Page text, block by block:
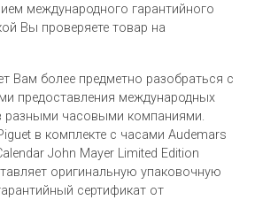
международного гарантийного
Вы проверяете товар на
Вам более предметно разобраться с
предоставления международных
разными часовыми компаниями.
в комплекте с часами Audemars
John Mayer Limited Edition
оригинальную упаковочную
сертификат от